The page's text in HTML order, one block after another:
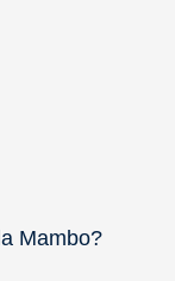
Mambo?